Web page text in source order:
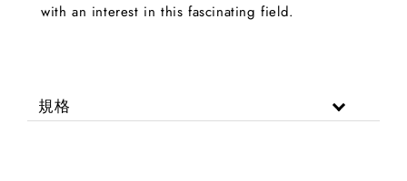
with an interest in this fascinating field.
規格